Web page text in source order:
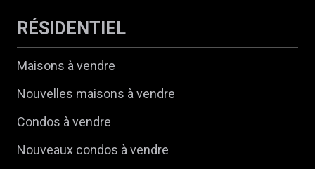
RÉSIDENTIEL
Maisons à vendre
Nouvelles maisons à vendre
Condos à vendre
Nouveaux condos à vendre